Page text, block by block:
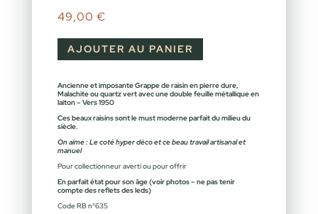
49,00 €
AJOUTER AU PANIER
Ancienne et imposante Grappe de raisin en pierre dure,
Malachite ou quartz vert avec une double feuille métallique en
laiton – Vers 1950
Ces beaux raisins sont le must moderne parfait du milieu du
siècle.
On aime : Le coté hyper déco et ce beau travail artisanal et
manuel
Pour collectionneur averti ou pour offrir
En parfait état pour son âge (voir photos – ne pas tenir
compte des reflets des leds)
Code RB n°635